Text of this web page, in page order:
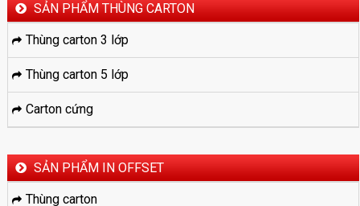
SẢN PHẨM THÙNG CARTON
Thùng carton 3 lớp
Thùng carton 5 lớp
Carton cứng
SẢN PHẨM IN OFFSET
Thùng carton